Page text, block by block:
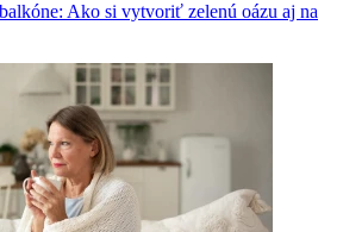
Ako si vytvoriť zelenú oázu aj na